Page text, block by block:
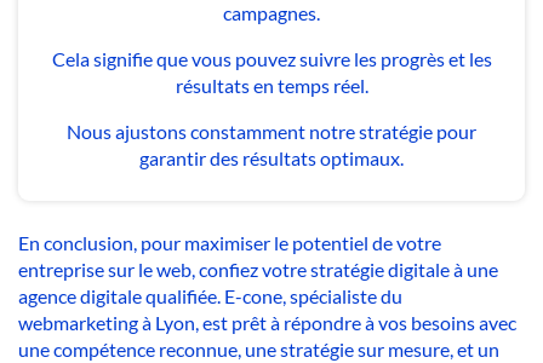
campagnes.
Cela signifie que vous pouvez suivre les progrès et les
résultats en temps réel.
Nous ajustons constamment notre stratégie pour
garantir des résultats optimaux.
En conclusion, pour maximiser le potentiel de votre
entreprise sur le web, confiez votre stratégie digitale à une
agence digitale qualifiée. E-cone, spécialiste du
webmarketing à Lyon, est prêt à répondre à vos besoins avec
une compétence reconnue, une stratégie sur mesure, et un